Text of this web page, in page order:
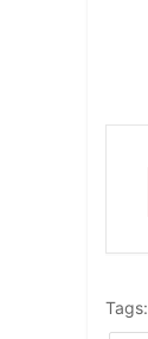
Tags: